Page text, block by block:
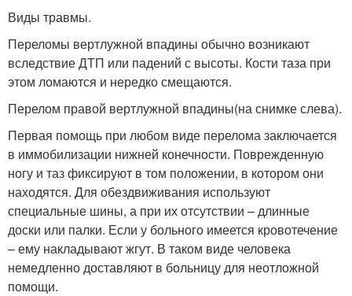
Виды травмы.
Переломы вертлужной впадины обычно возникают
вследствие ДТП или падений с высоты. Кости таза при
этом ломаются и нередко смещаются.
Перелом правой вертлужной впадины(на снимке слева).
Первая помощь при любом виде перелома заключается
в иммобилизации нижней конечности. Поврежденную
ногу и таз фиксируют в том положении, в котором они
находятся. Для обездвиживания используют
специальные шины, а при их отсутствии – длинные
доски или палки. Если у больного имеется кровотечение
– ему накладывают жгут. В таком виде человека
немедленно доставляют в больницу для неотложной
помощи.